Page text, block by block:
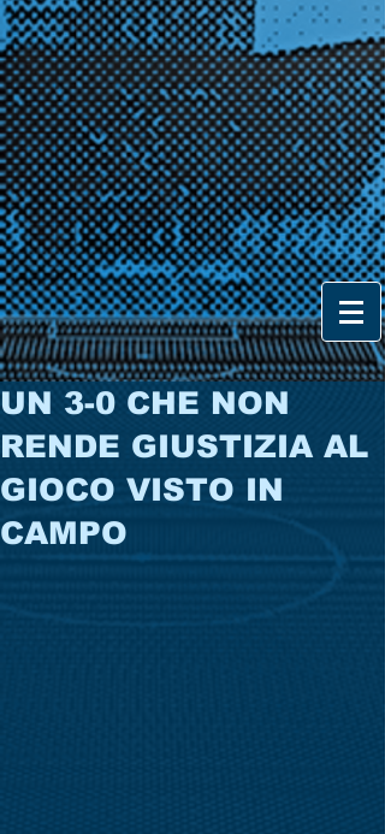
UN 3-0 CHE NON
RENDE GIUSTIZIA AL
GIOCO VISTO IN
CAMPO